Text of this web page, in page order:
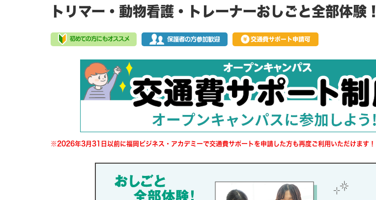
トリマー・動物看護・トレーナーおしごと全部体験！
※2026年3月31日以前に福岡ビジネス・アカデミーで交通費サポートを申請した方も再度ご利用いただけます！